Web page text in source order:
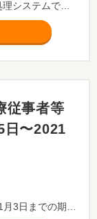
従事者等
日〜2021